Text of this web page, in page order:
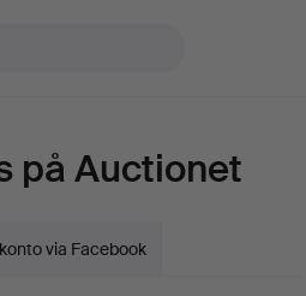
på Auctionet
via Facebook